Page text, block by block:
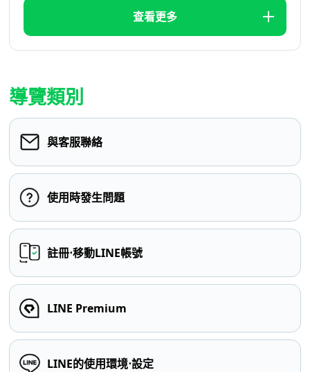
查看更多
導覽類別
與客服聯絡
使用時發生問題
註冊⋅移動LINE帳號
LINE Premium
LINE的使用環境⋅設定